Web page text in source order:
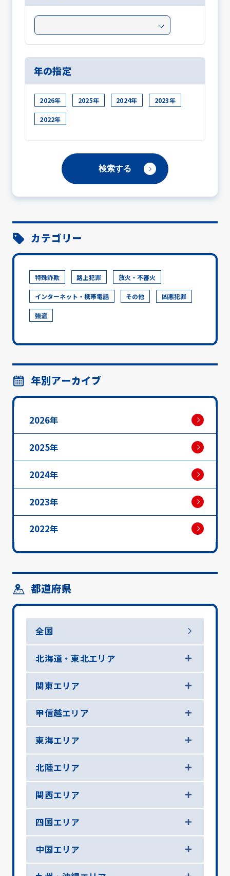
年の指定
2026年 2025年 2024年 2023年
2022年
カテゴリー
特殊詐欺 路上犯罪 放火・不審火
インターネット・携帯電話 その他 凶悪犯罪
強盗
年別アーカイブ
2026年
2025年
2024年
2023年
2022年
都道府県
全国
北海道・東北エリア
関東エリア
甲信越エリア
東海エリア
北陸エリア
関西エリア
四国エリア
中国エリア